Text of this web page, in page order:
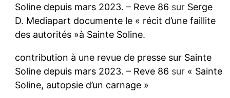
Soline depuis mars 2023. – Reve 86 sur Serge
D. Mediapart documente le « récit d’une faillite
des autorités »à Sainte Soline.
contribution à une revue de presse sur Sainte
Soline depuis mars 2023. – Reve 86 sur « Sainte
Soline, autopsie d’un carnage »